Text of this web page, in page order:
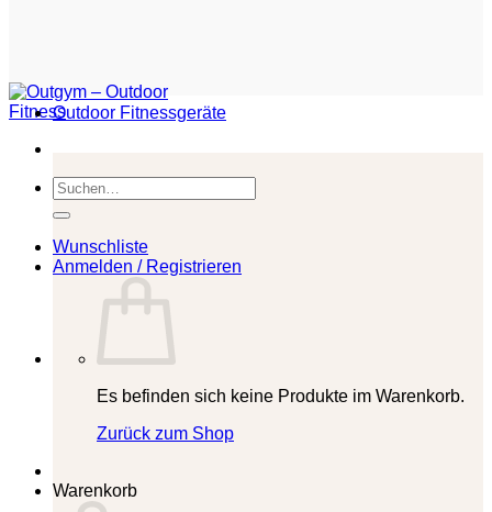
Suchen
nach:
Wunschliste
Anmelden / Registrieren
Es befinden sich keine Produkte im Warenkorb.
Zurück zum Shop
Warenkorb
Outdoor Fitnessgeräte